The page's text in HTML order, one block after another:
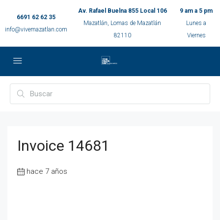
6691 62 62 35
info@vivemazatlan.com
Av. Rafael Buelna 855 Local 106
Mazatlán, Lomas de Mazatlán
82110
9 am a 5 pm
Lunes a
Viernes
Invoice 14681
hace 7 años